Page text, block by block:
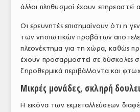
άλλοι πληθυσμοί έχουν επηρεαστεί
Οι ερευνητές επισημαίνουν ότι η
των νησιωτικών προβάτων
πλεονέκτημα για τη χώρα, καθώς
έχουν προσαρμοστεί σε δύσκολες
ξηροθερμικά περιβάλλοντα και
Μικρές μονάδες, σκληρή
Η εικόνα των εκμεταλλεύσεων